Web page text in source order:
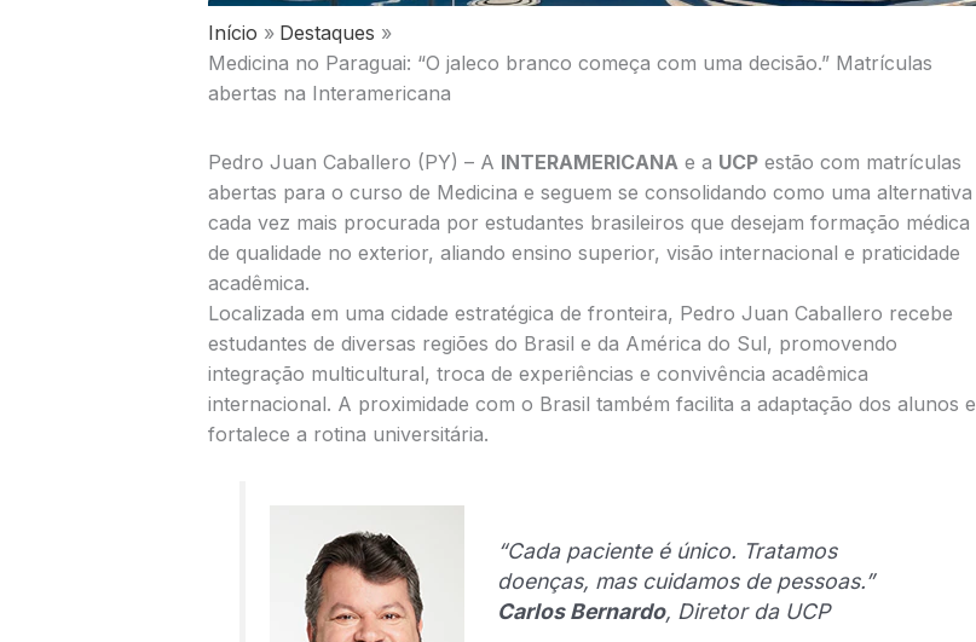
Início
Destaques
Medicina no Paraguai: “O jaleco branco começa com uma decisão.” Matrículas
abertas na Interamericana
Pedro Juan Caballero (PY) – A INTERAMERICANA e a UCPestão com matrículas
abertas para o curso de Medicina e seguem se consolidando como uma alternativa
cada vez mais procurada por estudantes brasileiros que desejam formação médica
de qualidade no exterior, aliando ensino superior, visão internacional e praticidade
acadêmica.
Localizada em uma cidade estratégica de fronteira, Pedro Juan Caballero recebe
estudantes de diversas regiões do Brasil e da América do Sul, promovendo
integração multicultural, troca de experiências e convivência acadêmica
internacional. A proximidade com o Brasil também facilita a adaptação dos alunos e
fortalece a rotina universitária.
“Cada paciente é único. Tratamos
doenças, mas cuidamos de pessoas.”
Carlos Bernardo, Diretor da UCP